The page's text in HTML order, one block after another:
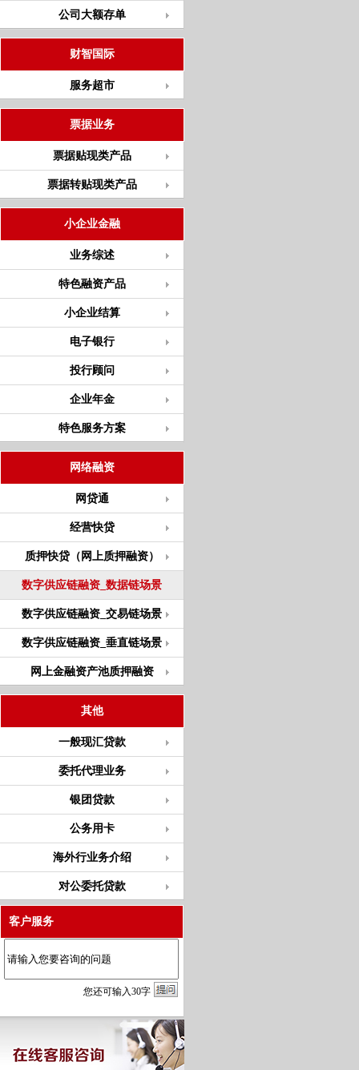
公司大额存单
财智国际
服务超市
票据业务
票据贴现类产品
票据转贴现类产品
小企业金融
业务综述
特色融资产品
小企业结算
电子银行
投行顾问
企业年金
特色服务方案
网络融资
网贷通
经营快贷
质押快贷（网上质押融资）
数字供应链融资_数据链场景
数字供应链融资_交易链场景
数字供应链融资_垂直链场景
网上金融资产池质押融资
其他
一般现汇贷款
委托代理业务
银团贷款
公务用卡
海外行业务介绍
对公委托贷款
客户服务
您还可输入30字